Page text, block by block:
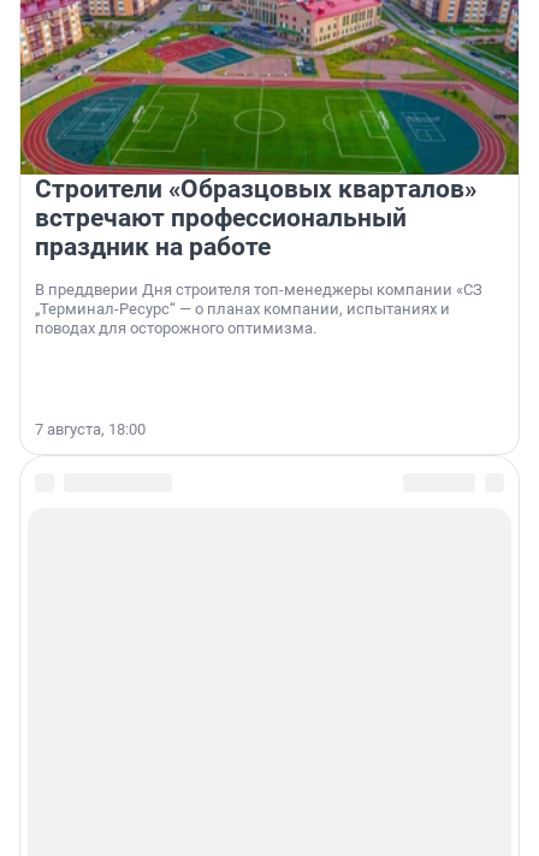
Строители «Образцовых кварталов»
встречают профессиональный
праздник на работе
В преддверии Дня строителя топ-менеджеры компании «СЗ
„Терминал-Ресурс“ — о планах компании, испытаниях и
поводах для осторожного оптимизма.
7 августа, 18:00